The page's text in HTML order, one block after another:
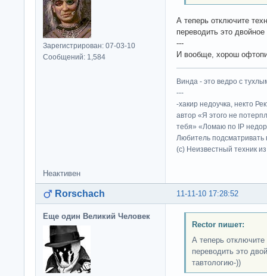
Зарегистрирован: 07-03-10
Сообщений: 1,584
А теперь отключите
переводить это
---
И вообще, хорош
Винда - это ведро с
---
-хакир недоучка, некто
автор «Я этого не
тебя» «Ломаю по IP
Любитель подсматривать
(c) Неизвестный техник
Неактивен
11-11-10 17:28:52
Rorschach
Еще один Великий Человек
Rector пишет:
А теперь отключите
переводить это
тавтологию-))